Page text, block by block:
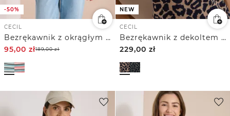
-50%
CECIL
Bezrękawnik z okrągłym dekoltem i w paski
95,00 zł189,00zł
NEW
CECIL
Bezrękawnik z dekoltem w szpic i wzorem w panterkę
229,00 zł